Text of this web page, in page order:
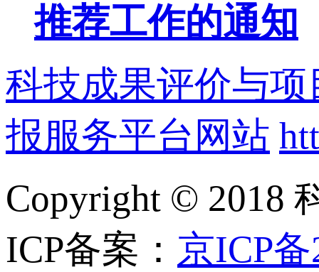
推荐工作的通知
科技成果评价与
报服务平台网站
Copyright © 2018
ICP备案： 京ICP